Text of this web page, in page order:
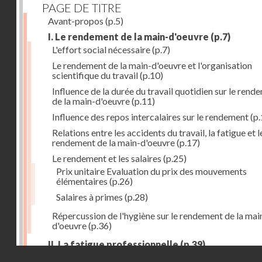
PAGE DE TITRE
Avant-propos (p.5)
I. Le rendement de la main-d'oeuvre (p.7)
L'effort social nécessaire(p.7)
Le rendement de la main-d'oeuvre et l'organisation
scientifique du travail(p.10)
Influence de la durée du travail quotidien sur le
de la main-d'oeuvre(p.11)
Influence des repos intercalaires sur le rendement
Relations entre les accidents du travail, la fatigue et
rendement de la main-d'oeuvre(p.17)
Le rendement et les salaires (p.25)
Prix unitaire Evaluation du prix des mouvements
élémentaires (p.26)
Salaires à primes (p.28)
Répercussion de l'hygiène sur le rendement de la
d'oeuvre(p.36)
II. La fatigue professionnelle(p.39)